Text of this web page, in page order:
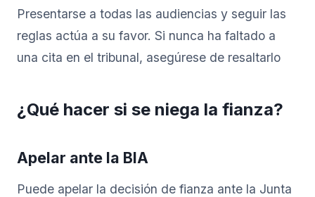
Presentarse a todas las audiencias y seguir las
reglas actúa a su favor. Si nunca ha faltado a
una cita en el tribunal, asegúrese de resaltarlo
¿Qué hacer si se niega la fianza?
Apelar ante la BIA
Puede apelar la decisión de fianza ante la Junta